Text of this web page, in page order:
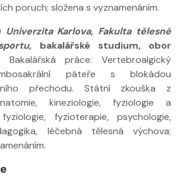
poruch; složena s vyznamenáním.
Univerzita Karlova, Fakulta tělesné
bakalářské studium, obor
Bakalářská práce: Vertebroalgický
páteře s blokádou
přechodu. Státní zkouška z
kineziologie, fyziologie a
fyzioterapie, psychologie,
léčebná tělesná výchova;